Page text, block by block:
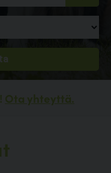
Ota yhteyttä.